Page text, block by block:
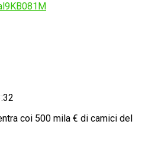
coi 500 mila € di camici del